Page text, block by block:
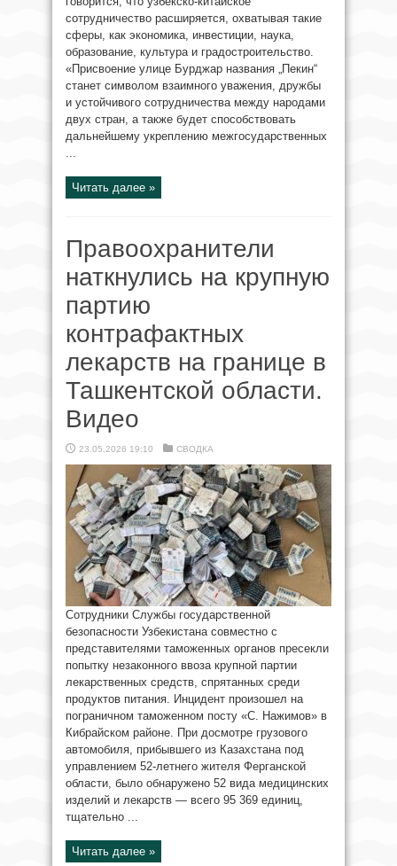
сотрудничество расширяется, охватывая такие
сферы, как экономика, инвестиции, наука,
образование, культура и градостроительство.
«Присвоение улице Бурджар названия „Пекин“
станет символом взаимного уважения, дружбы
и устойчивого сотрудничества между народами
двух стран, а также будет способствовать
дальнейшему укреплению межгосударственных
...
Читать далее »
Правоохранители
наткнулись на крупную
партию
контрафактных
лекарств на границе в
Ташкентской области.
Видео
23.05.2026 19:10 СВОДКА
Сотрудники Службы государственной
безопасности Узбекистана совместно с
представителями таможенных органов пресекли
попытку незаконного ввоза крупной партии
лекарственных средств, спрятанных среди
продуктов питания. Инцидент произошел на
пограничном таможенном посту «С. Нажимов» в
Кибрайском районе. При досмотре грузового
автомобиля, прибывшего из Казахстана под
управлением 52-летнего жителя Ферганской
области, было обнаружено 52 вида медицинских
изделий и лекарств — всего 95 369 единиц,
тщательно ...
Читать далее »